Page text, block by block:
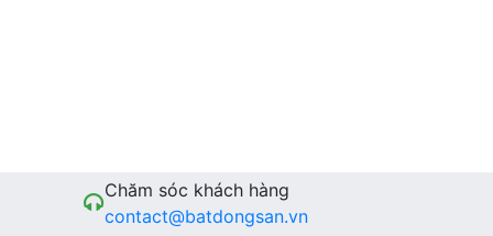
Chăm sóc khách hàng
contact@batdongsan.vn